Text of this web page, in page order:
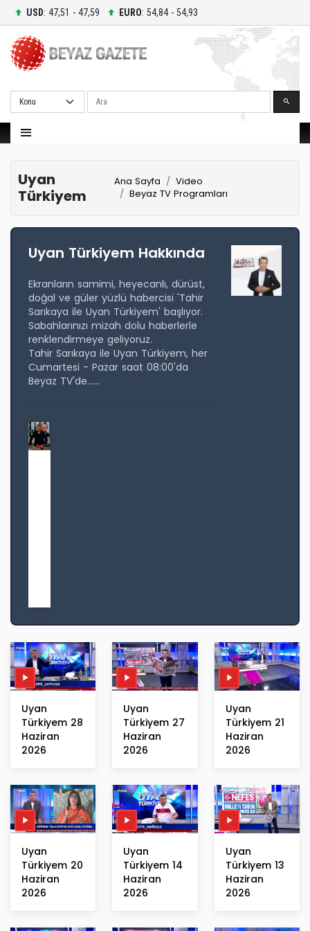
USD: 47,51 - 47,59 EURO: 54,84 - 54,93
Ara
Uyan
Türkiyem
Ana Sayfa
Video
Beyaz TV Programları
Uyan Türkiyem Hakkında
Ekranların samimi, heyecanlı, dürüst,
doğal ve güler yüzlü habercisi 'Tahir
Sarıkaya ile Uyan Türkiyem' başlıyor.
Sabahlarınızı mizah dolu haberlerle
renklendirmeye geliyoruz.
Tahir Sarıkaya ile Uyan Türkiyem, her
Cumartesi - Pazar saat 08:00'da
Beyaz TV'de......
Uyan
Türkiyem 28
Haziran
2026
Uyan
Türkiyem 27
Haziran
2026
Uyan
Türkiyem 21
Haziran
2026
Uyan
Türkiyem 20
Haziran
2026
Uyan
Türkiyem 14
Haziran
2026
Uyan
Türkiyem 13
Haziran
2026